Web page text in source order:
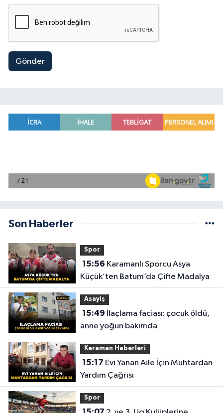
Gönder
Son Haberler
Spor
15:56
Küçük’ten Batum’da Çifte Madalya
Asayiş
15:49
anne yoğun bakımda
Karaman Haberleri
15:17
Yardım Çağrısı
Spor